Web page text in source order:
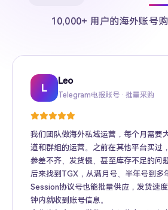
10,000+ 用户的海外账号
L
Leo
Telegram电报账号 · 批量采购
我们团队做海外私域运营，每个月需要
道和群组的运营。之前在其他平台买过
参差不齐、发货慢、甚至库存不足的问题
后来找到TGX，从满月号、半年号到多
Session协议号也能批量供应，发货速
钟内就收到账号信息。
Sarah
Twitter推特高粉号 · Web3项
Kevin
TikTok账号 · 跨境电商矩阵运营
Mike
Facebook广告账号 · 跨境广告
Amy
Instagram账号 · 品牌海外推广
Daniel
Gmail账号 · Apple ID · AI工具
Jason
YouTube账号 · 内容变现
Wing
Telegram Premium代充 · 个人
Richard
海外账号批发 · MCN机构